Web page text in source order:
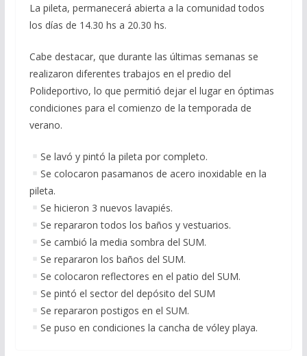
La pileta, permanecerá abierta a la comunidad todos
los días de 14.30 hs a 20.30 hs.
Cabe destacar, que durante las últimas semanas se
realizaron diferentes trabajos en el predio del
Polideportivo, lo que permitió dejar el lugar en óptimas
condiciones para el comienzo de la temporada de
verano.
Se lavó y pintó la pileta por completo.
Se colocaron pasamanos de acero inoxidable en la
pileta.
Se hicieron 3 nuevos lavapiés.
Se repararon todos los baños y vestuarios.
Se cambió la media sombra del SUM.
Se repararon los baños del SUM.
Se colocaron reflectores en el patio del SUM.
Se pintó el sector del depósito del SUM
Se repararon postigos en el SUM.
Se puso en condiciones la cancha de vóley playa.